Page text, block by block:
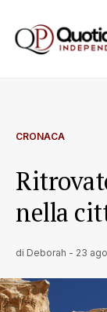
CRONACA
nella
di Deborah - 23